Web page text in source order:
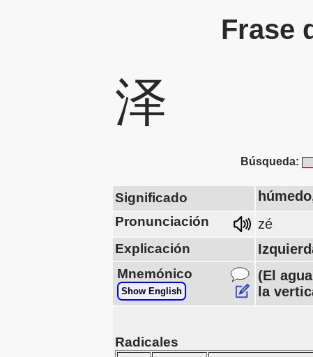
Frase
泽
Búsqueda:
Significado
Pronunciación zé
Explicación
Mnemónico
Show English
(El
la
Radicales